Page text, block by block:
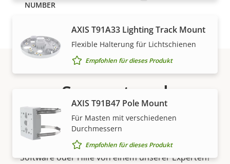
AXIS T91A33 Lighting Track Mount
Flexible Halterung für Lichtschienen
Empfohlen für dieses Produkt
AXIS T91B47 Pole Mount
Für Masten mit verschiedenen
Durchmessern
Empfohlen für dieses Produkt
Support und
Ressourcen
Benötigen Sie Informationen zu Produkten von Axis,
Software oder Hilfe von einem unserer Experten?